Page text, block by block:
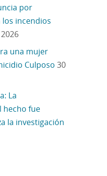
por
incendios
una mujer
Culposo 30
La
hecho fue
la investigación